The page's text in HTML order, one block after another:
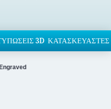
3D ΚΑΤΑΣΚΕΥΑΣΤΕΣ